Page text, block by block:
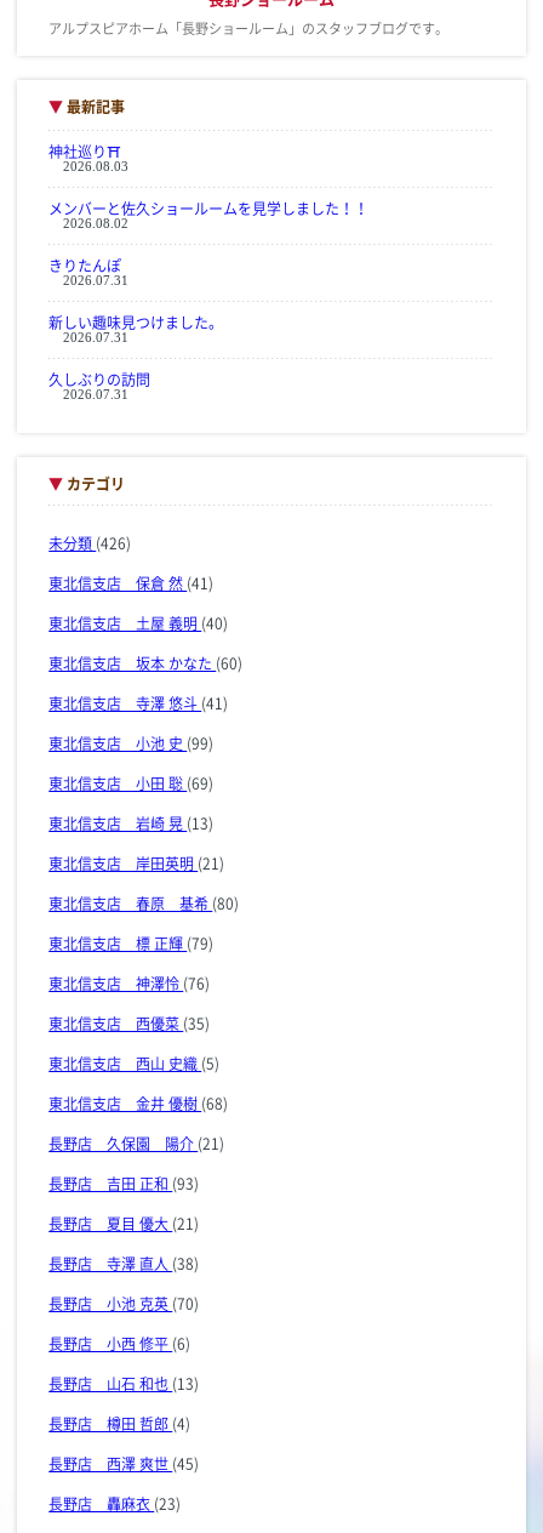
アルプスピアホーム「長野ショールーム」のスタッフブログです。
▼最新記事
神社巡り⛩
2026.08.03
メンバーと佐久ショールームを見学しました！！
2026.08.02
きりたんぽ
2026.07.31
新しい趣味見つけました。
2026.07.31
久しぶりの訪問
2026.07.31
▼ カテゴリ
未分類 (426)
東北信支店 保倉 然 (41)
東北信支店 土屋 義明 (40)
東北信支店 坂本 かなた (60)
東北信支店 寺澤 悠斗 (41)
東北信支店 小池 史 (99)
東北信支店 小田 聡 (69)
東北信支店 岩崎 晃 (13)
東北信支店 岸田英明 (21)
東北信支店 春原 基希 (80)
東北信支店 標 正輝 (79)
東北信支店 神澤怜 (76)
東北信支店 西優菜 (35)
東北信支店 西山 史織 (5)
東北信支店 金井 優樹 (68)
長野店 久保園 陽介 (21)
長野店 吉田 正和 (93)
長野店 夏目 優大 (21)
長野店 寺澤 直人 (38)
長野店 小池 克英 (70)
長野店 小西 修平 (6)
長野店 山石 和也 (13)
長野店 樽田 哲郎 (4)
長野店 西澤 爽世 (45)
長野店 轟麻衣 (23)